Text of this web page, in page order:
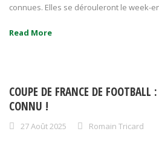
connues. Elles se dérouleront le week-
Read More
COUPE DE FRANCE DE FOOTBALL
CONNU !
27 Août 2025 Romain Tricard